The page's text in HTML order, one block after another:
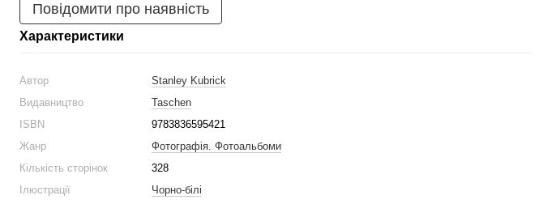
Повідомити про наявність
Характеристики
Автор
Stanley Kubrick
Видавництво
Taschen
ISBN
9783836595421
Жанр
Фотографія. Фотоальбоми
Кількість сторінок
328
Ілюстрації
Чорно-білі